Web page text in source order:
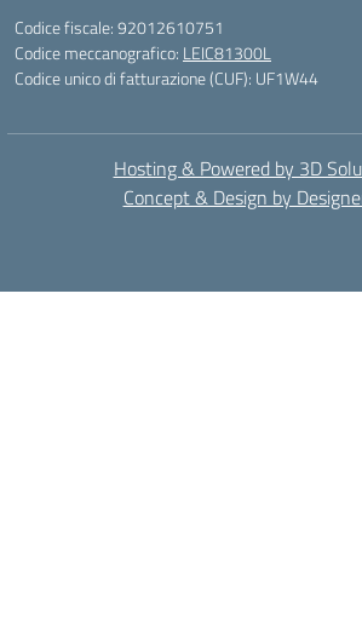
Codice fiscale: 92012610751
Codice meccanografico: LEIC81300L
Codice unico di fatturazione (CUF): UF1W44
Hosting & Powered by 3D
Concept & Design by